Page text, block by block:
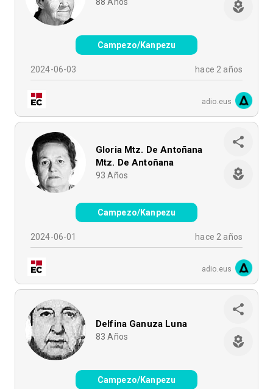
Campezo/Kanpezu
2024-06-03 hace 2 años
adio.eus
Gloria Mtz. De Antoñana
Mtz. De Antoñana
93 Años
Campezo/Kanpezu
2024-06-01 hace 2 años
adio.eus
Delfina Ganuza Luna
83 Años
Campezo/Kanpezu